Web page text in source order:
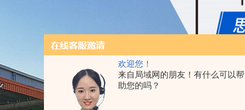
欢迎您！
来自局域网的朋友！有什么可以帮
助您的吗？